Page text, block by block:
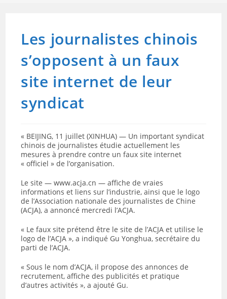
Les journalistes chinois
s’opposent à un faux
site internet de leur
syndicat
« BEIJING, 11 juillet (XINHUA) — Un important syndicat
chinois de journalistes étudie actuellement les
mesures à prendre contre un faux site internet
« officiel » de l’organisation.
Le site — www.acja.cn — affiche de vraies
informations et liens sur l’industrie, ainsi que le logo
de l’Association nationale des journalistes de Chine
(ACJA), a annoncé mercredi l’ACJA.
« Le faux site prétend être le site de l’ACJA et utilise le
logo de l’ACJA », a indiqué Gu Yonghua, secrétaire du
parti de l’ACJA.
« Sous le nom d’ACJA, il propose des annonces de
recrutement, affiche des publicités et pratique
d’autres activités », a ajouté Gu.